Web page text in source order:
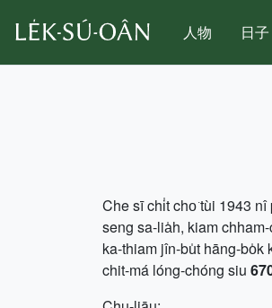
人物 日子
Che sī chi̍t cho͘ tùi 1943
seng sa-lia̍h, kiam
ka-thiam jîn-bu̍t hāng-bo̍k
chit-má lóng-chóng siu